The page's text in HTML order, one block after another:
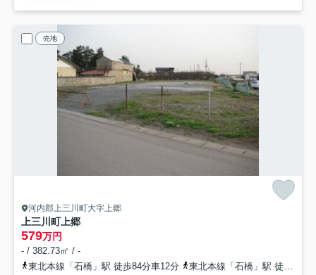
売地
河内郡上三川町大字上郷
上三川町上郷
579万円
- / 382.73㎡ / -
東北本線「石橋」駅 徒歩84分車12分
東北本線「石橋」駅 徒歩86分車15分